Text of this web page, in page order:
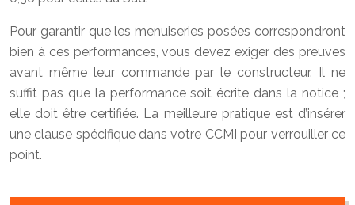
Pour garantir que les menuiseries posées correspondront
bien à ces performances, vous devez exiger des preuves
avant même leur commande par le constructeur. Il ne
suffit pas que la performance soit écrite dans la notice ;
elle doit être certifiée. La meilleure pratique est d’insérer
une clause spécifique dans votre CCMI pour verrouiller ce
point.